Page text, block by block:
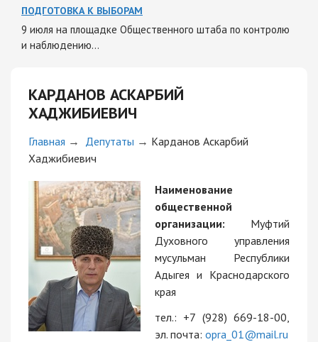
ПОДГОТОВКА К ВЫБОРАМ
9 июля на площадке Общественного штаба по контролю
и наблюдению…
КАРДАНОВ АСКАРБИЙ
ХАДЖИБИЕВИЧ
Главная → Депутаты → Карданов Аскарбий
Хаджибиевич
Наименование
общественной
организации: Муфтий
Духовного управления
мусульман Республики
Адыгея и Краснодарского
края
тел.: +7 (928) 669-18-00,
эл. почта: opra_01@mail.ru